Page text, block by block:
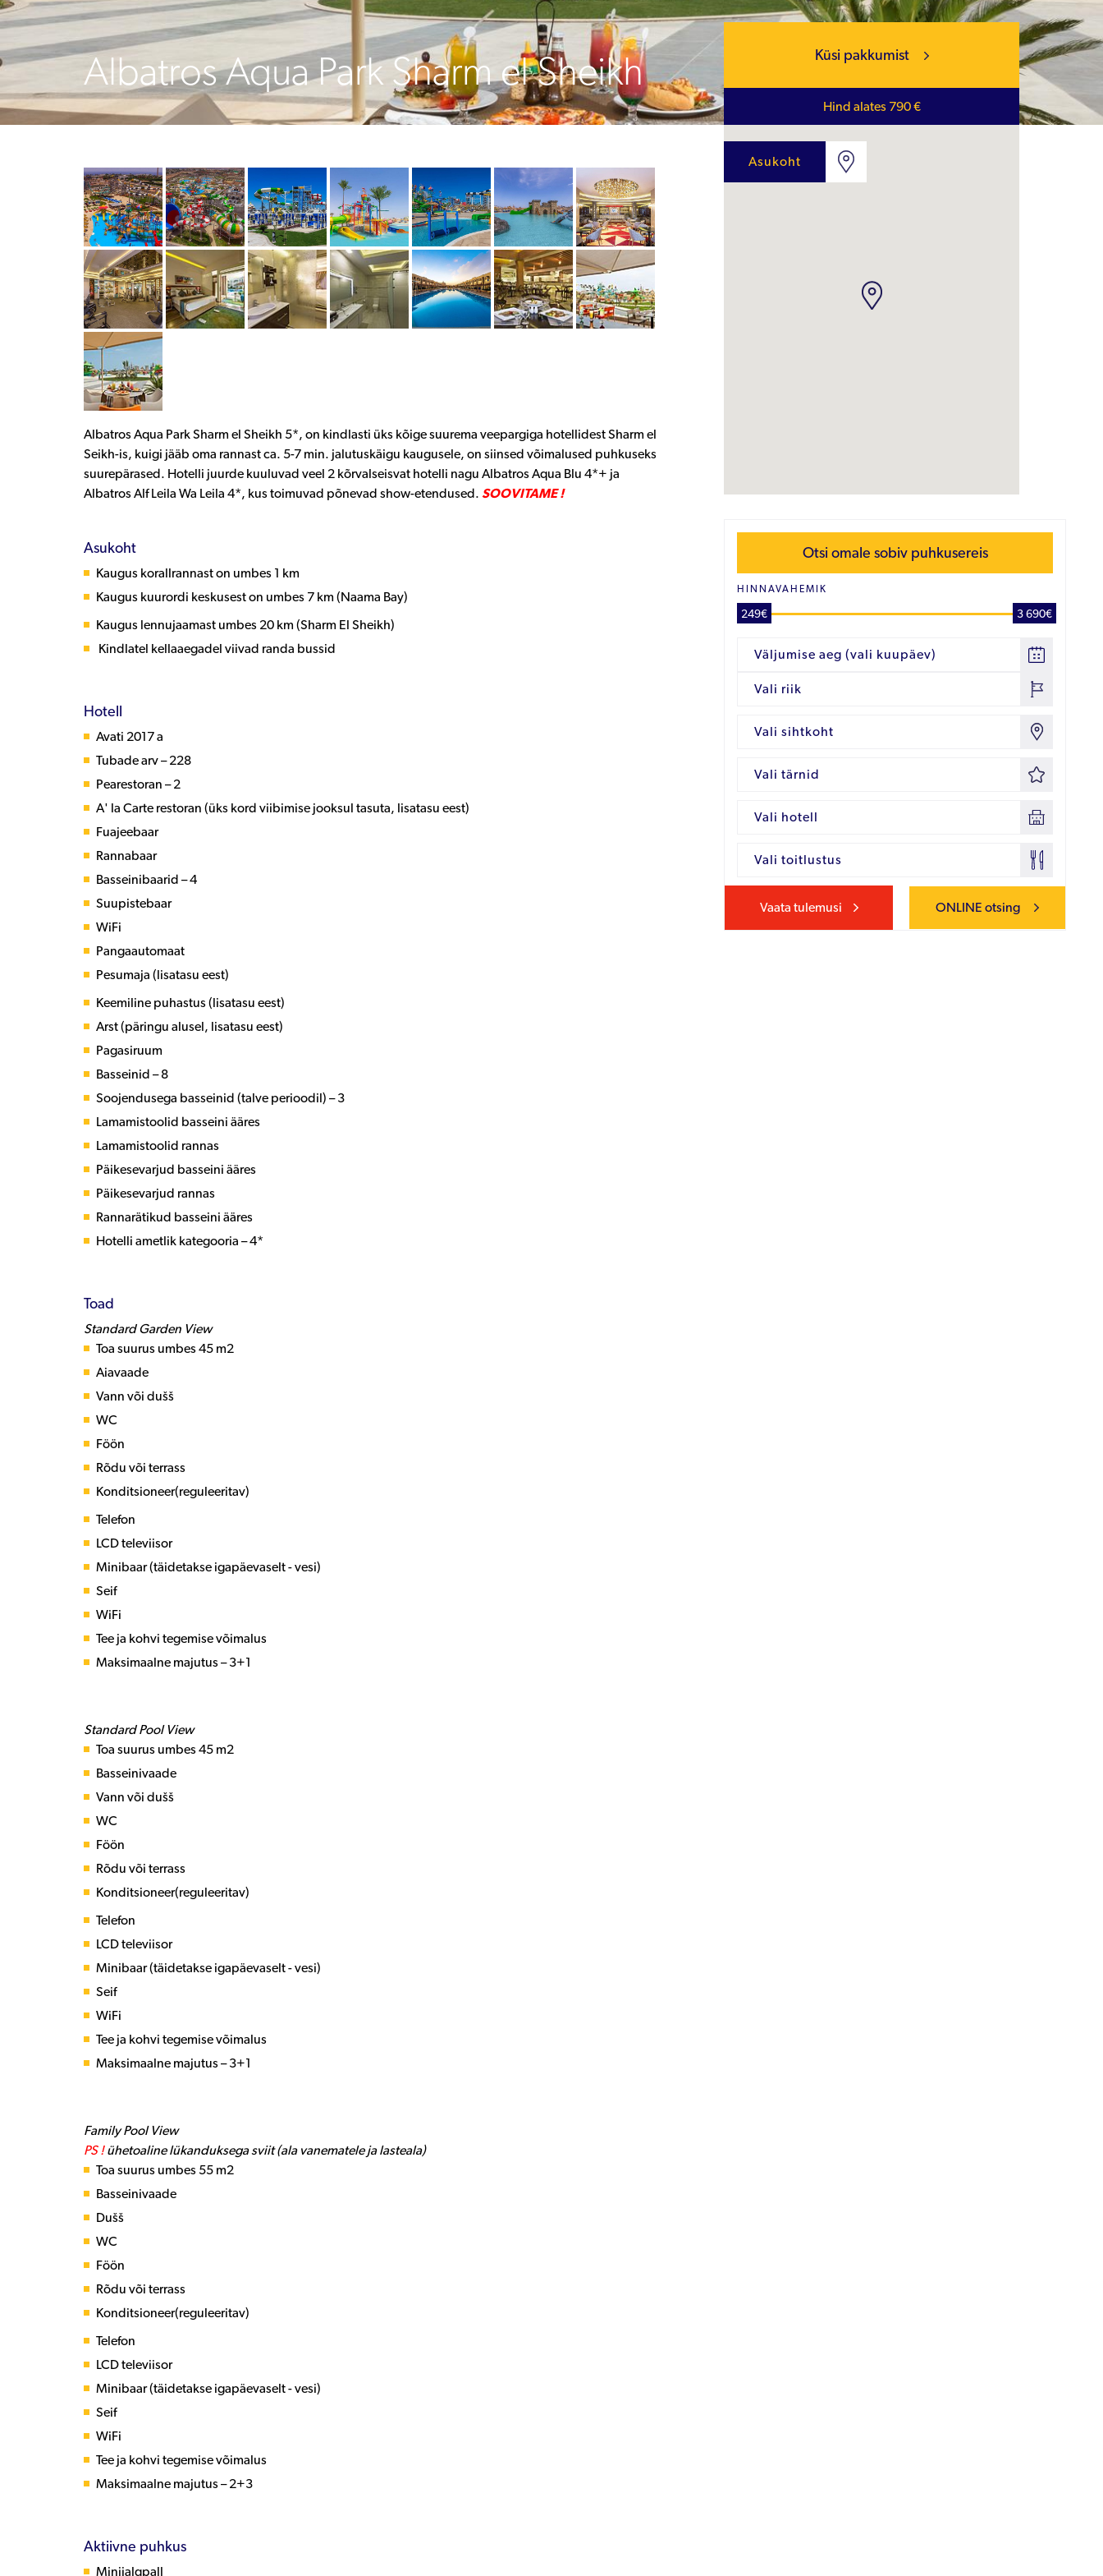
Albatros Aqua Park Sharm el Sheikh
Albatros Aqua Park Sharm el Sheikh 5*, on kindlasti üks kõige suurema veepargiga hotellidest Sharm el
Seikh-is, kuigi jääb oma rannast ca. 5-7 min. jalutuskäigu kaugusele, on siinsed võimalused puhkuseks
suurepärased. Hotelli juurde kuuluvad veel 2 kõrvalseisvat hotelli nagu Albatros Aqua Blu 4*+ ja
Albatros Alf Leila Wa Leila 4*, kus toimuvad põnevad show-etendused. SOOVITAME !
Asukoht
Kaugus korallrannast on umbes 1 km
Kaugus kuurordi keskusest on umbes 7 km (Naama Bay)
Kaugus lennujaamast umbes 20 km (Sharm El Sheikh)
Kindlatel kellaaegadel viivad randa bussid
Hotell
Avati 2017 a
Tubade arv – 228
Pearestoran – 2
A' la Carte restoran (üks kord viibimise jooksul tasuta, lisatasu eest)
Fuajeebaar
Rannabaar
Basseinibaarid – 4
Suupistebaar
WiFi
Pangaautomaat
Pesumaja (lisatasu eest)
Keemiline puhastus (lisatasu eest)
Arst (päringu alusel, lisatasu eest)
Pagasiruum
Basseinid – 8
Soojendusega basseinid (talve perioodil) – 3
Lamamistoolid basseini ääres
Lamamistoolid rannas
Päikesevarjud basseini ääres
Päikesevarjud rannas
Rannarätikud basseini ääres
Hotelli ametlik kategooria – 4*
Toad
Standard Garden View
Toa suurus umbes 45 m2
Aiavaade
Vann või dušš
WC
Föön
Rõdu või terrass
Konditsioneer(reguleeritav)
Telefon
LCD televiisor
Minibaar (täidetakse igapäevaselt - vesi)
Seif
WiFi
Tee ja kohvi tegemise võimalus
Maksimaalne majutus – 3+1
Standard Pool View
Toa suurus umbes 45 m2
Basseinivaade
Vann või dušš
WC
Föön
Rõdu või terrass
Konditsioneer(reguleeritav)
Telefon
LCD televiisor
Minibaar (täidetakse igapäevaselt - vesi)
Seif
WiFi
Tee ja kohvi tegemise võimalus
Maksimaalne majutus – 3+1
Family Pool View
PS !ühetoaline lükanduksega sviit (ala vanematele ja lasteala)
Toa suurus umbes 55 m2
Basseinivaade
Dušš
WC
Föön
Rõdu või terrass
Konditsioneer(reguleeritav)
Telefon
LCD televiisor
Minibaar (täidetakse igapäevaselt - vesi)
Seif
WiFi
Tee ja kohvi tegemise võimalus
Maksimaalne majutus – 2+3
Aktiivne puhkus
Minijalgpall
Küsi pakkumist
Hind alates 790 €
Asukoht
Otsi omale sobiv puhkusereis
HINNAVAHEMIK
249€ 3 690€
Väljumise aeg (vali kuupäev)
Vali riik
Vali sihtkoht
Vali tärnid
Vali hotell
Vali toitlustus
Vaata tulemusi ONLINE otsing